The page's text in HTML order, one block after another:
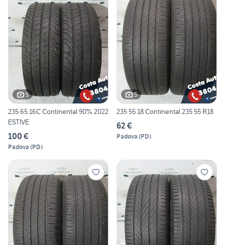
5
235 65 16C Continental 90% 2022
ESTIVE
100 €
Padova (PD)
5
235 55 18 Continental 235 55 R18
62 €
Padova (PD)